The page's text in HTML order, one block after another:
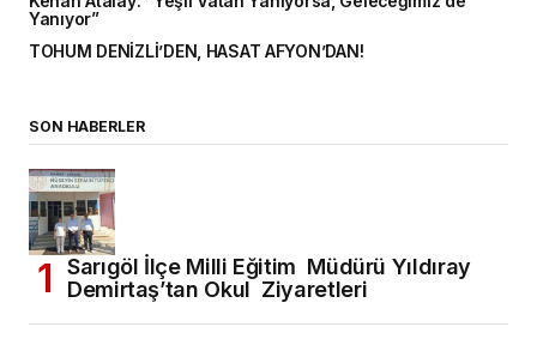
Yanıyor”
TOHUM DENİZLİ’DEN, HASAT AFYON’DAN!
SON HABERLER
Sarıgöl İlçe Milli Eğitim Müdürü Yıldıray
Demirtaş’tan Okul Ziyaretleri